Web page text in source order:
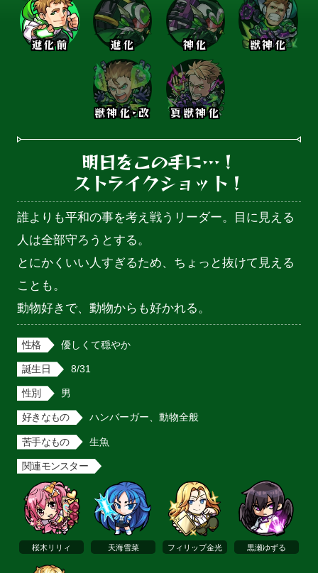
進化前 進化 神化 獣神化
獣神化･改 真獣神化
明日をこの手に…！
ストライクショット！
誰よりも平和の事を考え戦うリーダー。目に見える
人は全部守ろうとする。
とにかくいい人すぎるため、ちょっと抜けて見える
ことも。
動物好きで、動物からも好かれる。
性格 優しくて穏やか
誕生日 8/31
性別 男
好きなもの ハンバーガー、動物全般
苦手なもの 生魚
関連モンスター
桜木リリィ 天海雪菜 フィリップ金光 黒瀬ゆずる